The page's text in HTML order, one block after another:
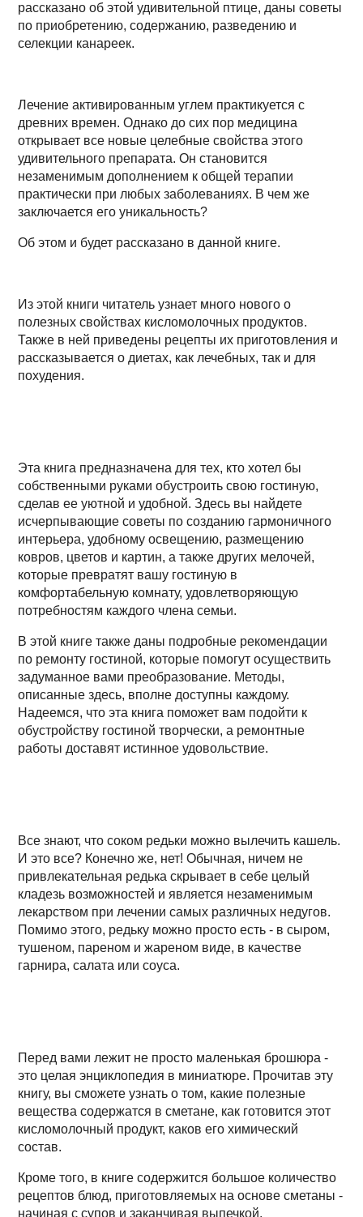
рассказано об этой удивительной птице, даны советы
по приобретению, содержанию, разведению и
селекции канареек.
Лечение активированным углем практикуется с
древних времен. Однако до сих пор медицина
открывает все новые целебные свойства этого
удивительного препарата. Он становится
незаменимым дополнением к общей терапии
практически при любых заболеваниях. В чем же
заключается его уникальность?
Об этом и будет рассказано в данной книге.
Из этой книги читатель узнает много нового о
полезных свойствах кисломолочных продуктов.
Также в ней приведены рецепты их приготовления и
рассказывается о диетах, как лечебных, так и для
похудения.
Эта книга предназначена для тех, кто хотел бы
собственными руками обустроить свою гостиную,
сделав ее уютной и удобной. Здесь вы найдете
исчерпывающие советы по созданию гармоничного
интерьера, удобному освещению, размещению
ковров, цветов и картин, а также других мелочей,
которые превратят вашу гостиную в
комфортабельную комнату, удовлетворяющую
потребностям каждого члена семьи.
В этой книге также даны подробные рекомендации
по ремонту гостиной, которые помогут осуществить
задуманное вами преобразование. Методы,
описанные здесь, вполне доступны каждому.
Надеемся, что эта книга поможет вам подойти к
обустройству гостиной творчески, а ремонтные
работы доставят истинное удовольствие.
Все знают, что соком редьки можно вылечить кашель.
И это все? Конечно же, нет! Обычная, ничем не
привлекательная редька скрывает в себе целый
кладезь возможностей и является незаменимым
лекарством при лечении самых различных недугов.
Помимо этого, редьку можно просто есть - в сыром,
тушеном, пареном и жареном виде, в качестве
гарнира, салата или соуса.
Перед вами лежит не просто маленькая брошюра -
это целая энциклопедия в миниатюре. Прочитав эту
книгу, вы сможете узнать о том, какие полезные
вещества содержатся в сметане, как готовится этот
кисломолочный продукт, каков его химический
состав.
Кроме того, в книге содержится большое количество
рецептов блюд, приготовляемых на основе сметаны -
начиная с супов и заканчивая выпечкой.